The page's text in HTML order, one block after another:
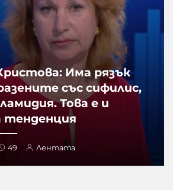
Има рязък
със сифилис,
Това е и
тенденция
49 Лентата